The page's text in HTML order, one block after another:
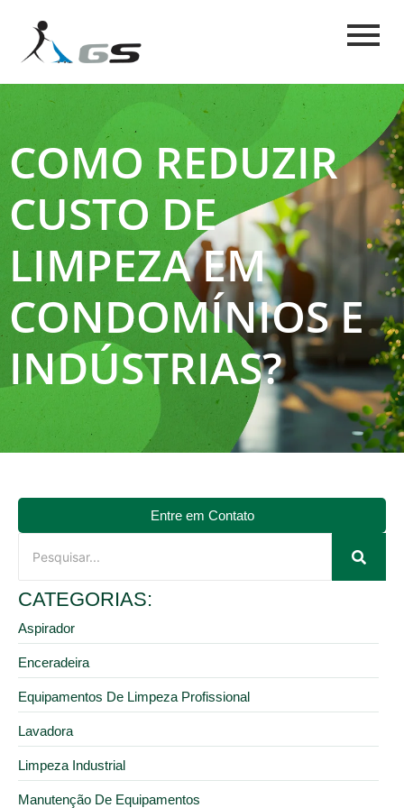
COMO REDUZIR
CUSTO DE
LIMPEZA EM
CONDOMÍNIOS E
INDÚSTRIAS?
Entre em Contato
CATEGORIAS:
Aspirador
Enceradeira
Equipamentos De Limpeza Profissional
Lavadora
Limpeza Industrial
Manutenção De Equipamentos